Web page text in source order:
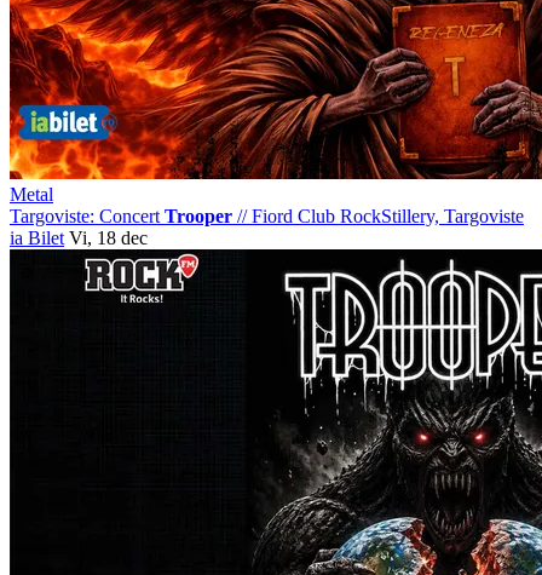
Metal
Targoviste: Concert Trooper //Fiord Club RockStillery, Targoviste
ia Bilet Vi, 18 dec